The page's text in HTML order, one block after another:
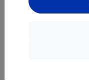
Schreiben Sie uns